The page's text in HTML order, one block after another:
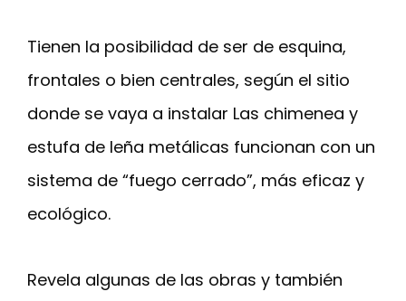
Tienen la posibilidad de ser de esquina,
frontales o bien centrales, según el sitio
donde se vaya a instalar Las chimenea y
estufa de leña metálicas funcionan con un
sistema de “fuego cerrado”, más eficaz y
ecológico.
Revela algunas de las obras y también